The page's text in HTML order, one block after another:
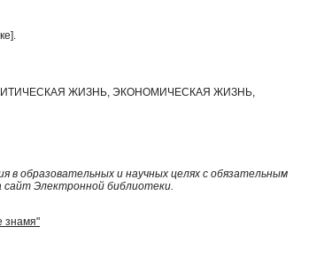
ЖИЗНЬ, ЭКОНОМИЧЕСКАЯ ЖИЗНЬ,
в образовательных и научных целях с обязательным
сайт Электронной библиотеки.
знамя"